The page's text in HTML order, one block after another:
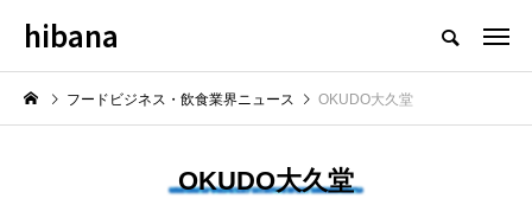
フードビジネス・飲食業界のニュースメディア
hibana
フードビジネス・飲食業界ニュース OKUDO大久堂
OKUDO大久堂